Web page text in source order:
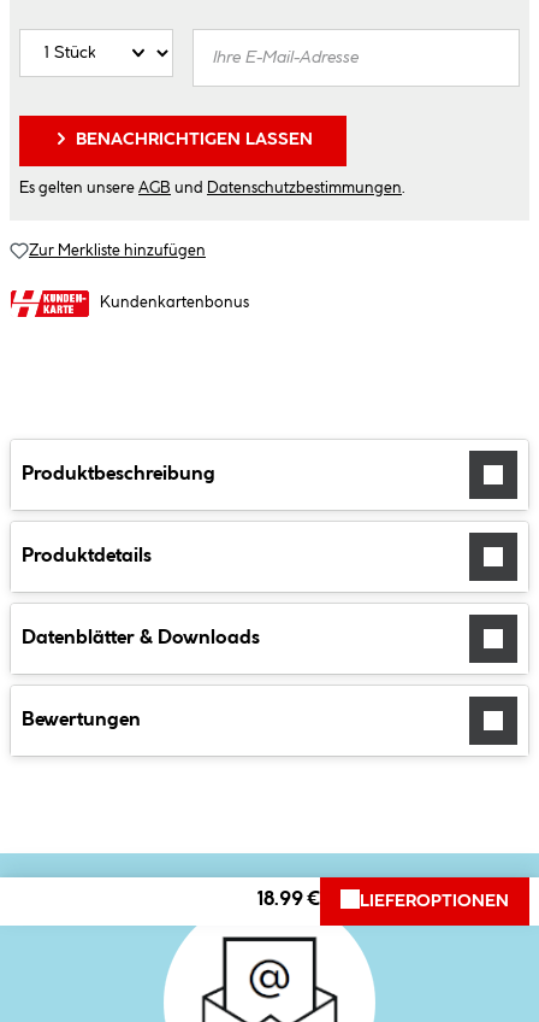
BENACHRICHTIGEN LASSEN
Es gelten unsere AGB und Datenschutzbestimmungen
Zur Merkliste hinzufügen
Kundenkartenbonus
Produktbeschreibung
Produktdetails
Datenblätter & Downloads
Bewertungen
18.99 € LIEFEROPTIONEN